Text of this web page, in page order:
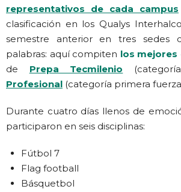
representativos de cada campus
clasificación en los Qualys
semestre anterior en tres sedes
palabras: aquí compiten los mejores
de Prepa Tecmilenio
Profesional (categoría primera
Durante cuatro días llenos de
participaron en seis disciplinas:
Fútbol 7
Flag football
Básquetbol